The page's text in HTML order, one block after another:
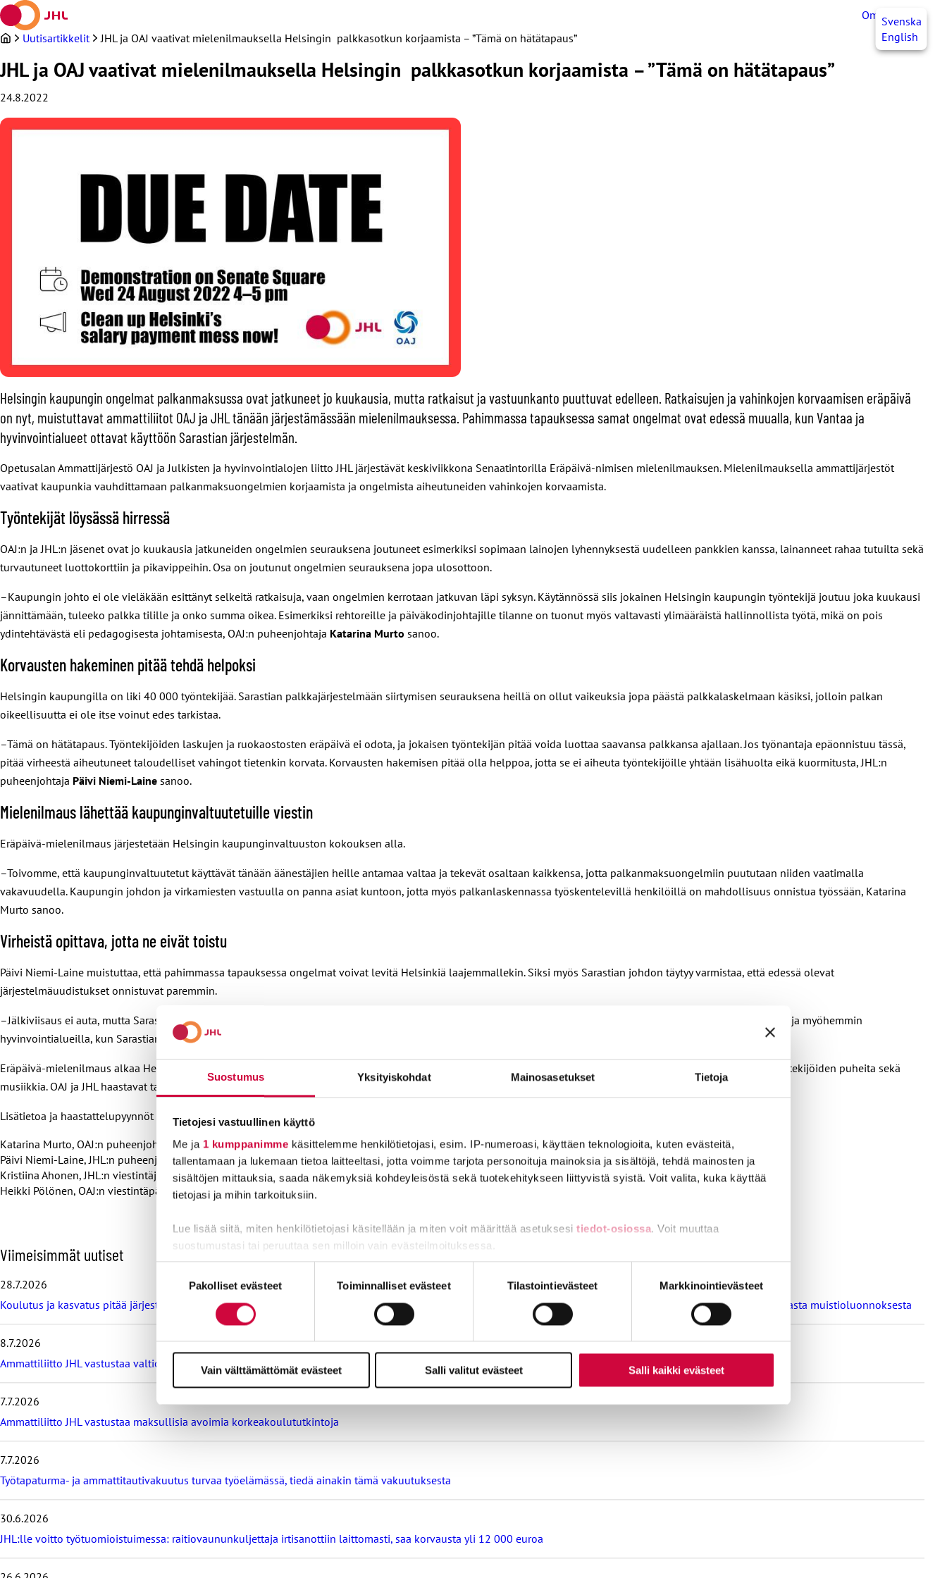
Suostumus Yksityiskohdat Mainosasetukset Tietoja
Tietojesi vastuullinen käyttö
Me ja 1 kumppanimme käsittelemme henkilötietojasi, esim. IP-numeroasi, käyttäen teknologioita, kuten evästeitä,
tallentamaan ja lukemaan tietoa laitteeltasi, jotta voimme tarjota personoituja mainoksia ja sisältöjä, tehdä mainosten ja
sisältöjen mittauksia, saada näkemyksiä kohdeyleisöstä sekä tuotekehitykseen liittyvistä syistä. Voit valita, kuka käyttää
tietojasi ja mihin tarkoituksiin.
Lue lisää siitä, miten henkilötietojasi käsitellään ja miten voit määrittää asetuksesi tiedot-osiossa. Voit muuttaa
suostumustasi tai peruuttaa sen milloin vain evästeilmoituksessa.
Evästeistä osa on välttämättömiä, osa sivuston toimintaa parantavia, ja osaa käytetään tilastointi- tai
Pakolliset evästeet Toiminnalliset evästeet Tilastointievästeet Markkinointievästeet
Vain välttämättömät evästeet Salli valitut evästeet Salli kaikki evästeet
Siirry
sisältöön
OmaJHLSvenska
English
Uutisartikkelit JHL ja OAJ vaativat mielenilmauksella Helsingin palkkasotkun korjaamista – ”Tämä on hätätapaus”
JHL ja OAJ vaativat mielenilmauksella Helsingin palkkasotkun korjaamista – ”Tämä on hätätapaus”
24.8.2022
Helsingin kaupungin ongelmat palkanmaksussa ovat jatkuneet jo kuukausia, mutta ratkaisut ja vastuunkanto puuttuvat edelleen. Ratkaisujen ja vahinkojen korvaamisen eräpäivä
on nyt, muistuttavat ammattiliitot OAJ ja JHL tänään järjestämässään mielenilmauksessa. Pahimmassa tapauksessa samat ongelmat ovat edessä muualla, kun Vantaa ja
hyvinvointialueet ottavat käyttöön Sarastian järjestelmän.
Opetusalan Ammattijärjestö OAJ ja Julkisten ja hyvinvointialojen liitto JHL järjestävät keskiviikkona Senaatintorilla Eräpäivä-nimisen mielenilmauksen. Mielenilmauksella ammattijärjestöt
vaativat kaupunkia vauhdittamaan palkanmaksuongelmien korjaamista ja ongelmista aiheutuneiden vahinkojen korvaamista.
Työntekijät löysässä hirressä
OAJ:n ja JHL:n jäsenet ovat jo kuukausia jatkuneiden ongelmien seurauksena joutuneet esimerkiksi sopimaan lainojen lyhennyksestä uudelleen pankkien kanssa, lainanneet rahaa tutuilta sekä
turvautuneet luottokorttiin ja pikavippeihin. Osa on joutunut ongelmien seurauksena jopa ulosottoon.
–Kaupungin johto ei ole vieläkään esittänyt selkeitä ratkaisuja, vaan ongelmien kerrotaan jatkuvan läpi syksyn. Käytännössä siis jokainen Helsingin kaupungin työntekijä joutuu joka kuukausi
jännittämään, tuleeko palkka tilille ja onko summa oikea. Esimerkiksi rehtoreille ja päiväkodinjohtajille tilanne on tuonut myös valtavasti ylimääräistä hallinnollista työtä, mikä on pois
ydintehtävästä eli pedagogisesta johtamisesta, OAJ:n puheenjohtaja Katarina Murto sanoo.
Korvausten hakeminen pitää tehdä helpoksi
Helsingin kaupungilla on liki 40 000 työntekijää. Sarastian palkkajärjestelmään siirtymisen seurauksena heillä on ollut vaikeuksia jopa päästä palkkalaskelmaan käsiksi, jolloin palkan
oikeellisuutta ei ole itse voinut edes tarkistaa.
–Tämä on hätätapaus. Työntekijöiden laskujen ja ruokaostosten eräpäivä ei odota, ja jokaisen työntekijän pitää voida luottaa saavansa palkkansa ajallaan. Jos työnantaja epäonnistuu tässä,
pitää virheestä aiheutuneet taloudelliset vahingot tietenkin korvata. Korvausten hakemisen pitää olla helppoa, jotta se ei aiheuta työntekijöille yhtään lisähuolta eikä kuormitusta, JHL:n
puheenjohtaja Päivi Niemi-Laine sanoo.
Mielenilmaus lähettää kaupunginvaltuutetuille viestin
Eräpäivä-mielenilmaus järjestetään Helsingin kaupunginvaltuuston kokouksen alla.
–Toivomme, että kaupunginvaltuutetut käyttävät tänään äänestäjien heille antamaa valtaa ja tekevät osaltaan kaikkensa, jotta palkanmaksuongelmiin puututaan niiden vaatimalla
vakavuudella. Kaupungin johdon ja virkamiesten vastuulla on panna asiat kuntoon, jotta myös palkanlaskennassa työskentelevillä henkilöillä on mahdollisuus onnistua työssään, Katarina
Murto sanoo.
Virheistä opittava, jotta ne eivät toistu
Päivi Niemi-Laine muistuttaa, että pahimmassa tapauksessa ongelmat voivat levitä Helsinkiä laajemmallekin. Siksi myös Sarastian johdon täytyy varmistaa, että edessä olevat
järjestelmäuudistukset onnistuvat paremmin.
–Jälkiviisaus ei auta, mutta Sarastiassakin pitää ottaa Helsingissä tapahtuneista virheistä opiksi. Muuten samanlaisia ongelmia voi olla edessä esimerkiksi Vantaalla ja myöhemmin
hyvinvointialueilla, kun Sarastian järjestelmää otetaan käyttöön, Niemi-Laine sanoo.
Eräpäivä-mielenilmaus alkaa Helsingin Senaatintorilla klo 16. Tapahtuman juontaa toimittaja ja kirjailija
, ja luvassa on muun muassa järjestöjen ja työntekijöiden puheita sekä
musiikkia. OAJ ja JHL haastavat tapahtumassa kaupunginvaltuutettuja edistämään palkkaongelmien korjaamista.
Lisätietoa ja haastattelupyynnöt
Katarina Murto, OAJ:n puheenjohtaja: 050 568 9188
Päivi Niemi-Laine, JHL:n puheenjohtaja: 040 702 4772
Kristiina Ahonen, JHL:n viestintäjohtaja: 040 5301 774
Heikki Pölönen, OAJ:n viestintäpäällikkö: 040 067 3837
O
h
i
t
a
i
m
s
i
ä
t
u
u
t
s
e
t
Viimeisimmät uutiset
28.7.2026
Koulutus ja kasvatus pitää järjestää lasten ja nuorten hyvinvoinnin ehdoilla – Ammattiliitto JHL on antanut lausunnon koulujen ja oppilaitosten loma-aikoja koskevasta muistioluonnoksesta
8.7.2026
Ammattiliitto JHL vastustaa valtiokonttoria koskevan lain muutosta
7.7.2026
Ammattiliitto JHL vastustaa maksullisia avoimia korkeakoulututkintoja
7.7.2026
Työtapaturma- ja ammattitautivakuutus turvaa työelämässä, tiedä ainakin tämä vakuutuksesta
30.6.2026
JHL:lle voitto työtuomioistuimessa: raitiovaununkuljettaja irtisanottiin laittomasti, saa korvausta yli 12 000 euroa